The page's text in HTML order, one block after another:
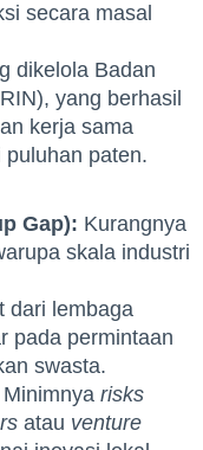
secara masal
dikelola Badan
yang berhasil
kerja sama
puluhan paten.
Gap): Kurangnya
skala industri
dari lembaga
pada permintaan
swasta.
Minimnya risks
atau venture